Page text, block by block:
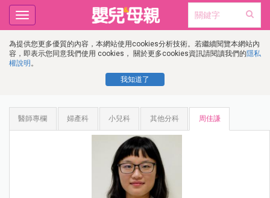
為提供您更多優質的內容，本網站使用cookies分析技術。若繼續閱覽本網站內
容，即表示您同意我們使用 cookies， 關於更多cookies資訊請閱讀我們的隱私
權說明 。
我知道了
Toggle
navigation
醫師專欄 婦產科 小兒科 其他分科 周佳謙